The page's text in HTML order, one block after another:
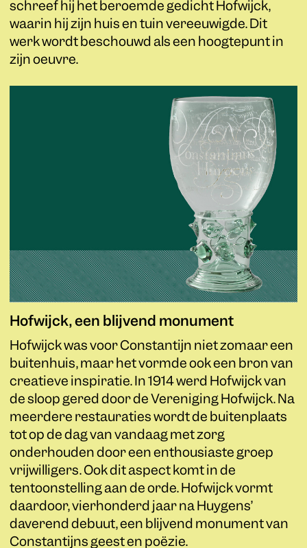
schreef hij het beroemde gedicht Hofwijck,
waarin hij zijn huis en tuin vereeuwigde. Dit
werk wordt beschouwd als een hoogtepunt in
zijn oeuvre.
Hofwijck, een blijvend monument
Hofwijck was voor Constantijn niet zomaar een
buitenhuis, maar het vormde ook een bron van
creatieve inspiratie. In 1914 werd Hofwijck van
de sloop gered door de Vereniging Hofwijck. Na
meerdere restauraties wordt de buitenplaats
tot op de dag van vandaag met zorg
onderhouden door een enthousiaste groep
vrijwilligers. Ook dit aspect komt in de
tentoonstelling aan de orde. Hofwijck vormt
daardoor, vierhonderd jaar na Huygens’
daverend debuut, een blijvend monument van
Constantijns geest en poëzie.